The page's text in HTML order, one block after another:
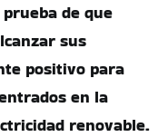
de que
sus
positivo para
en la
renovable.